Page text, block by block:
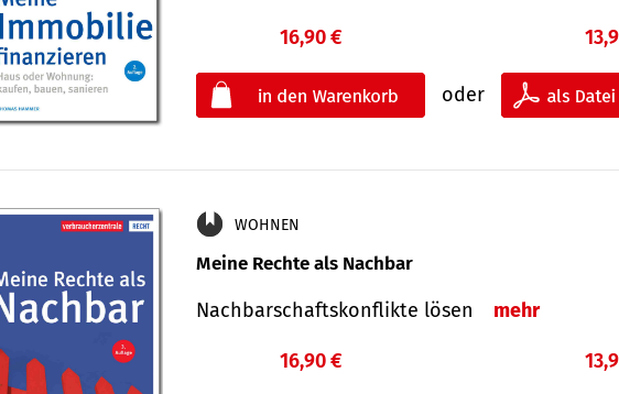
16,90 €
oder
WOHNEN
Meine Rechte als Nachbar
Nach­bar­schafts­konflikte lösen mehr
16,90 €